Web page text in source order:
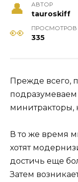
АВТОР
tauroskiff
ПРОСМОТРОВ
335
Прежде всего,
минитракторы,
В то же время
хотят
достичь еще
Затем